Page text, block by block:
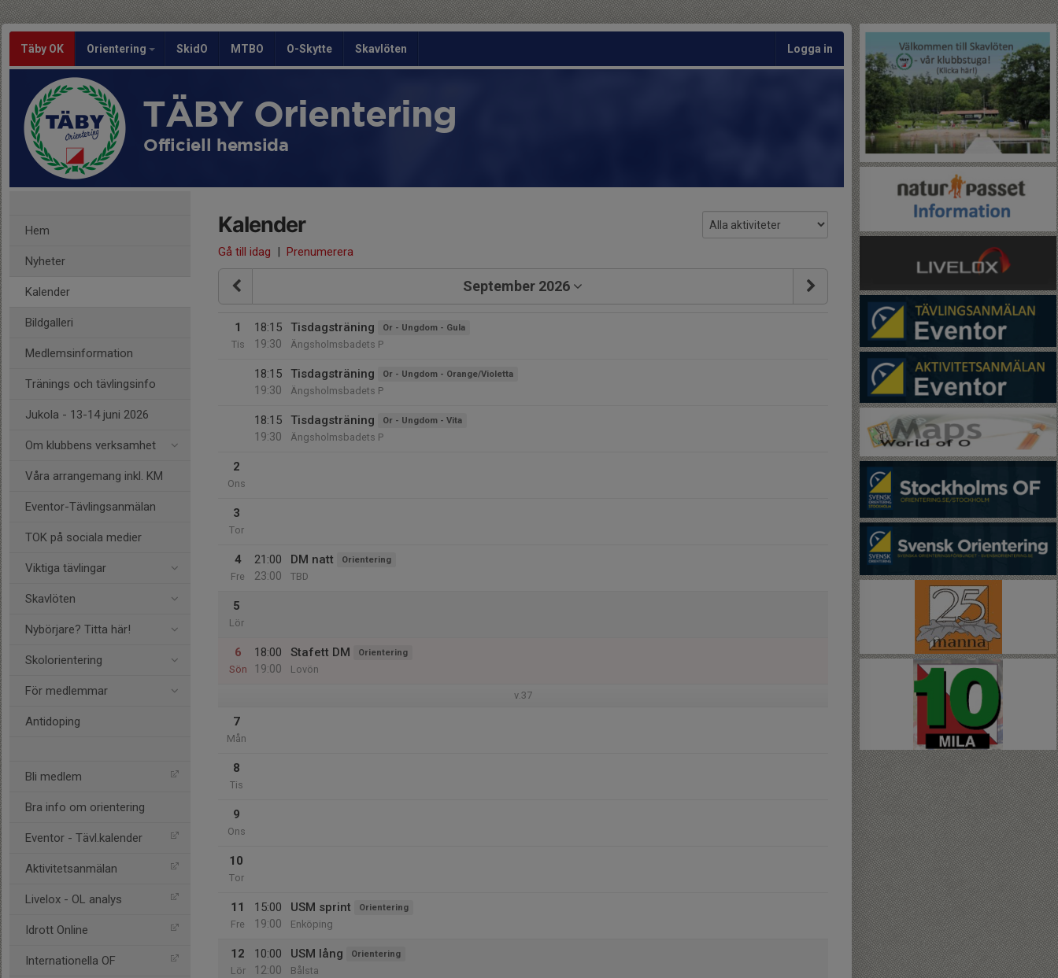
Täby OK Orientering SkidO MTBO O-Skytte Skavlöten Logga in
TÄBY Orientering
Officiell hemsida
Hem
Nyheter
Kalender
Bildgalleri
Medlemsinformation
Tränings och tävlingsinfo
Jukola - 13-14 juni 2026
Om klubbens verksamhet
Våra arrangemang inkl. KM
Eventor-Tävlingsanmälan
TOK på sociala medier
Viktiga tävlingar
Skavlöten
Nybörjare? Titta här!
Skolorientering
För medlemmar
Antidoping
Bli medlem
Bra info om orientering
Eventor - Tävl.kalender
Aktivitetsanmälan
Livelox - OL analys
Idrott Online
Internationella OF
Kalender
Gå till idag | Prenumerera
September 2026
1
Tis
18:15
19:30
Tisdagsträning Or - Ungdom - Gula
Ängsholmsbadets P
18:15
19:30
Tisdagsträning Or - Ungdom - Orange/Violetta
Ängsholmsbadets P
18:15
19:30
Tisdagsträning Or - Ungdom - Vita
Ängsholmsbadets P
2
Ons
3
Tor
4
Fre
21:00
23:00
DM natt Orientering
TBD
5
Lör
6
Sön
18:00
19:00
Stafett DM Orientering
Lovön
v.37
7
Mån
8
Tis
9
Ons
10
Tor
11
Fre
15:00
19:00
USM sprint Orientering
Enköping
12
Lör
10:00
12:00
USM lång Orientering
Bålsta